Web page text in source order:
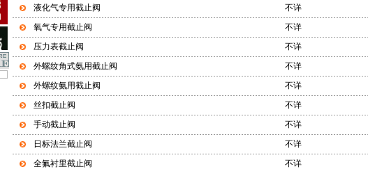
液化气专用截止阀
不详
氧气专用截止阀
不详
压力表截止阀
不详
外螺纹角式氨用截止阀
不详
外螺纹氨用截止阀
不详
丝扣截止阀
不详
手动截止阀
不详
日标法兰截止阀
不详
全氟衬里截止阀
不详